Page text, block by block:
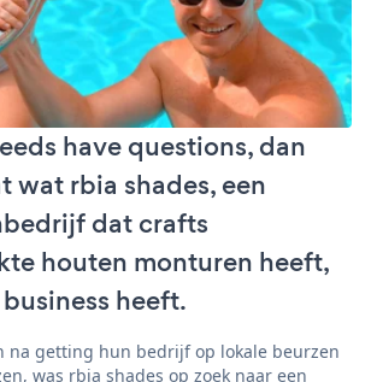
have questions, dan
wat rbia shades, een
dat crafts
houten monturen heeft,
heeft.
na getting hun bedrijf op lokale beurzen
was rbia shades op zoek naar een